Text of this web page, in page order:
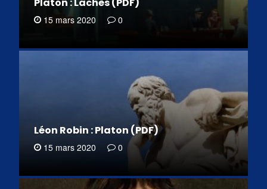
Platon : Lachès (PDF)
15 mars 2020 0
Léon Robin : Platon (PDF)
15 mars 2020 0